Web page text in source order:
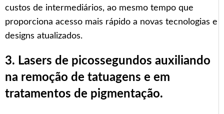
custos de intermediários, ao mesmo tempo que
proporciona acesso mais rápido a novas tecnologias e
designs atualizados.
3. Lasers de picossegundos auxiliando
na remoção de tatuagens e em
tratamentos de pigmentação.